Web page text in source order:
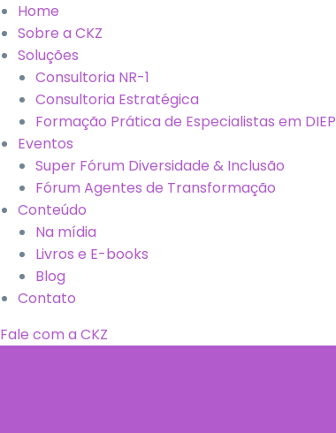
Home
Sobre a CKZ
Soluções
Consultoria NR-1
Consultoria Estratégica
Formação Prática de Especialistas em DIEP
Eventos
Super Fórum Diversidade & Inclusão
Fórum Agentes de Transformação
Conteúdo
Na mídia
Livros e E-books
Blog
Contato
Fale com a CKZ